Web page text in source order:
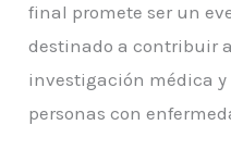
final promete ser un
destinado a contribuir
investigación médica
personas con